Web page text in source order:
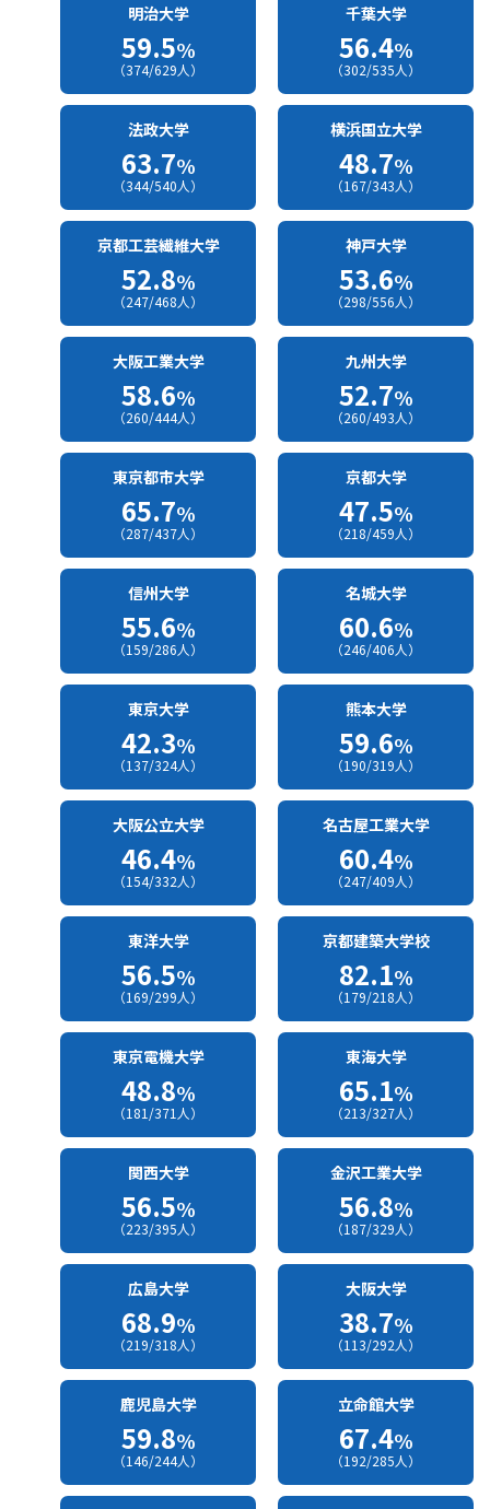
明治大学
59.5%
（374/629人）
千葉大学
56.4%
（302/535人）
法政大学
63.7%
（344/540人）
横浜国立大学
48.7%
（167/343人）
京都工芸繊維大学
52.8%
（247/468人）
神戸大学
53.6%
（298/556人）
大阪工業大学
58.6%
（260/444人）
九州大学
52.7%
（260/493人）
東京都市大学
65.7%
（287/437人）
京都大学
47.5%
（218/459人）
信州大学
55.6%
（159/286人）
名城大学
60.6%
（246/406人）
東京大学
42.3%
（137/324人）
熊本大学
59.6%
（190/319人）
大阪公立大学
46.4%
（154/332人）
名古屋工業大学
60.4%
（247/409人）
東洋大学
56.5%
（169/299人）
京都建築大学校
82.1%
（179/218人）
東京電機大学
48.8%
（181/371人）
東海大学
65.1%
（213/327人）
関西大学
56.5%
（223/395人）
金沢工業大学
56.8%
（187/329人）
広島大学
68.9%
（219/318人）
大阪大学
38.7%
（113/292人）
鹿児島大学
59.8%
（146/244人）
立命館大学
67.4%
（192/285人）